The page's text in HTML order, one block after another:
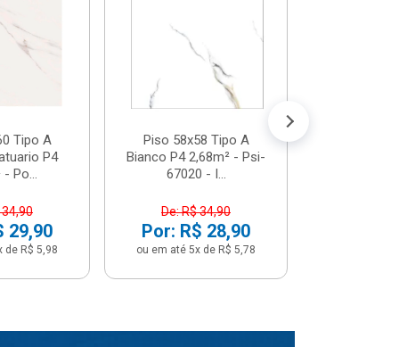
Tipo A
P4
- Po...
34,90
29,90
de R$ 5,98
Piso 58x58 Tipo A
Bianco P4 2,68m² - Psi-
67020 - I...
De: R$ 34,90
Por: R$ 28,90
ou em até 5x de R$ 5,78